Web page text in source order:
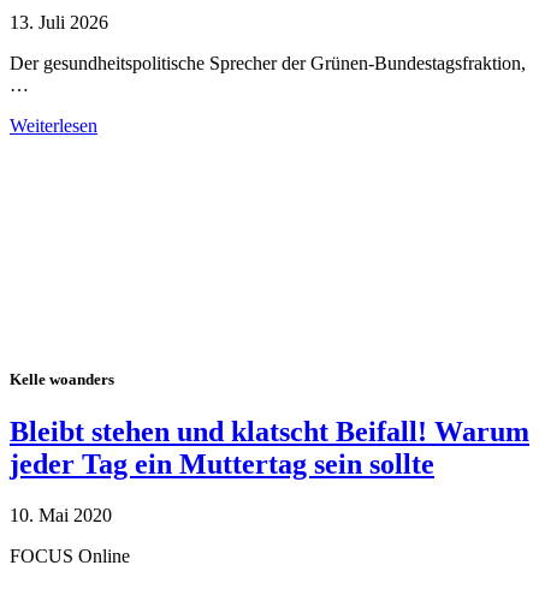
13. Juli 2026
Der gesundheitspolitische Sprecher der Grünen-Bundestagsfraktion,
…
Weiterlesen
Kelle woanders
Bleibt stehen und klatscht Beifall! Warum
jeder Tag ein Muttertag sein sollte
10. Mai 2020
FOCUS Online